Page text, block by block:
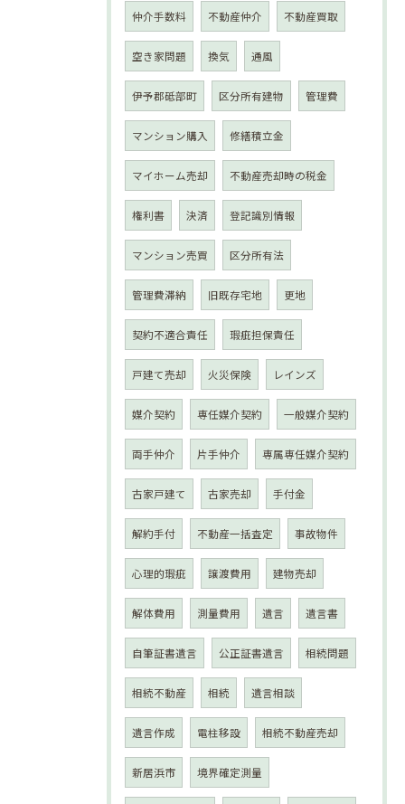
仲介手数料 不動産仲介 不動産買取
空き家問題 換気 通風
伊予郡砥部町 区分所有建物 管理費
マンション購入 修繕積立金
マイホーム売却 不動産売却時の税金
権利書 決済 登記識別情報
マンション売買 区分所有法
管理費滞納 旧既存宅地 更地
契約不適合責任 瑕疵担保責任
戸建て売却 火災保険 レインズ
媒介契約 専任媒介契約 一般媒介契約
両手仲介 片手仲介 専属専任媒介契約
古家戸建て 古家売却 手付金
解約手付 不動産一括査定 事故物件
心理的瑕疵 譲渡費用 建物売却
解体費用 測量費用 遺言 遺言書
自筆証書遺言 公正証書遺言 相続問題
相続不動産 相続 遺言相談
遺言作成 電柱移設 相続不動産売却
新居浜市 境界確定測量